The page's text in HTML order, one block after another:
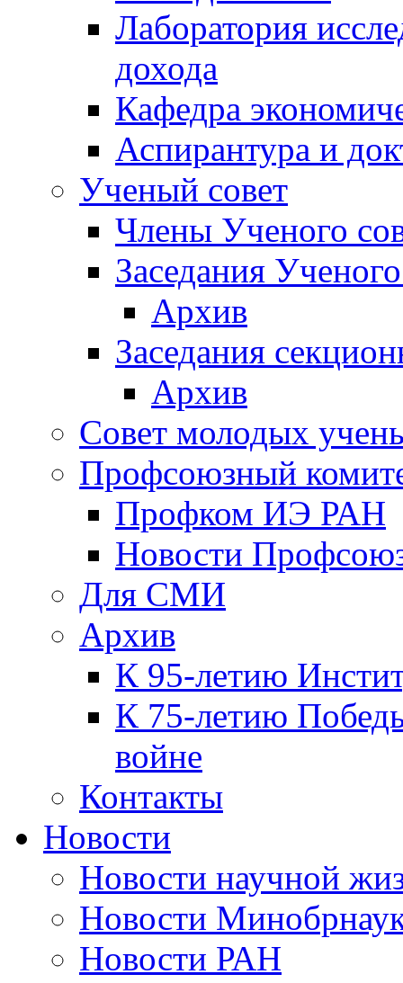
Лаборатория
дохода
Кафедра
Аспирантура и
Ученый совет
Члены Ученого
Заседания
Архив
Заседания
Архив
Совет молодых
Профсоюзный
Профком ИЭ РАН
Новости
Для СМИ
Архив
К 95-летию
К 75-летию
войне
Контакты
Новости
Новости научной
Новости
Новости РАН